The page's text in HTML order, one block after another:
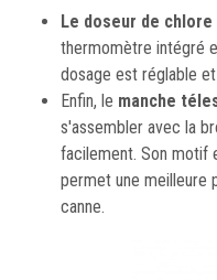
Le doseur de
thermomètre intégré
dosage est réglable
Enfin, le manche
s'assembler avec la
facilement. Son motif
permet une meilleure
canne.